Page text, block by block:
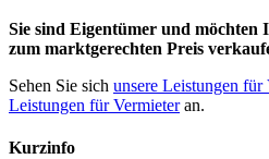
Sie sind Eigentümer und möchten
zum marktgerechten Preis
Sehen Sie sich unsere Leistungen für
Leistungen für Vermieteran.
Kurzinfo